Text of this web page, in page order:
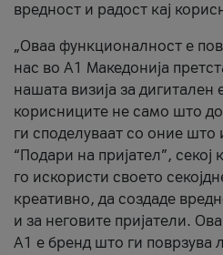
вредност и радост кај
„Оваа функционалност е
нас во А1 Македонија
нашата визија за дигитален
корисниците не само што
ги споделуваат со оние
“Подари на пријател”,
го искористи своето
креативно, да создаде
и за неговите пријатели.
А1 е бренд што ги поврзува